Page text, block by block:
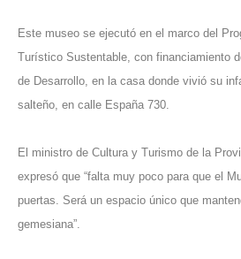
Este museo se ejecutó en el marco del
Turístico Sustentable, con financiamiento
de Desarrollo, en la casa donde vivió su
salteño, en calle España 730.
El ministro de Cultura y Turismo de la
expresó que “falta muy poco para que el
puertas. Será un espacio único que
gemesiana”.